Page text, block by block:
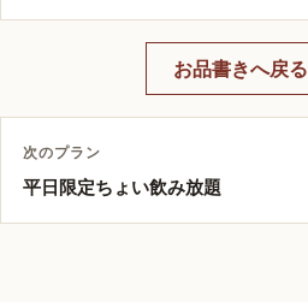
お品書きへ戻る
次のプラン
平日限定ちょい飲み放題